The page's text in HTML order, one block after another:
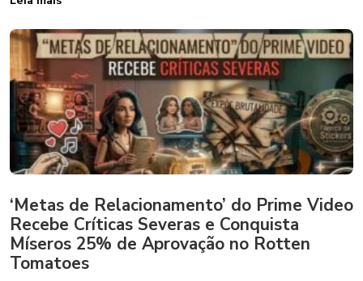
‘Metas de Relacionamento’ do Prime Video
Recebe Críticas Severas e Conquista
Míseros 25% de Aprovação no Rotten
Tomatoes